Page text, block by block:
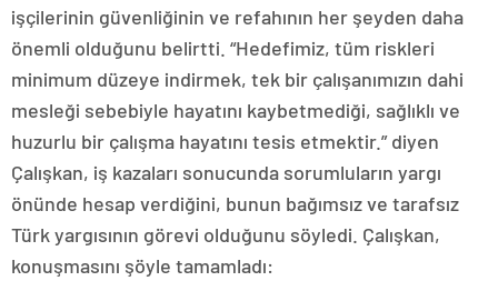
işçilerinin güvenliğinin ve refahının her şeyden daha
önemli olduğunu belirtti. “Hedefimiz, tüm riskleri
minimum düzeye indirmek, tek bir çalışanımızın dahi
mesleği sebebiyle hayatını kaybetmediği, sağlıklı ve
huzurlu bir çalışma hayatını tesis etmektir.” diyen
Çalışkan, iş kazaları sonucunda sorumluların yargı
önünde hesap verdiğini, bunun bağımsız ve tarafsız
Türk yargısının görevi olduğunu söyledi. Çalışkan,
konuşmasını şöyle tamamladı: